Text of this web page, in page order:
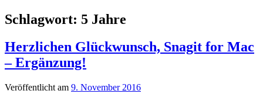
Schlagwort: 5 Jahre
Herzlichen Glückwunsch, Snagit for Mac
– Ergänzung!
Veröffentlicht am 9. November 2016